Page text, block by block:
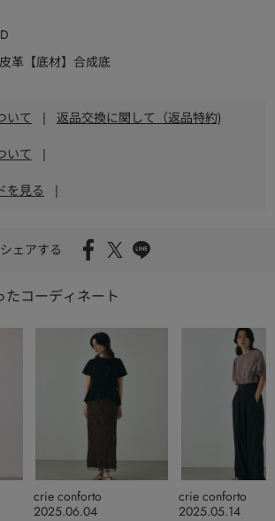
皮革【底材】合成底
いて | 返品交換に関して（返品特約)
いて |
を見る |
シェアする
たコーディネート
2025.06.04
crie conforto
2025.05.14
crie conforto